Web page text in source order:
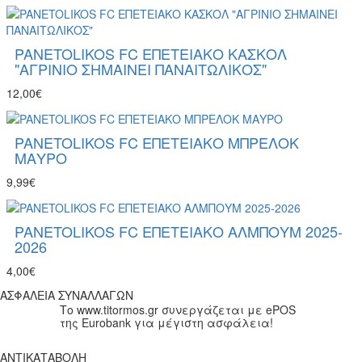
PANETOLIKOS FC ΕΠΕΤΕΙΑΚΟ ΚΑΣΚΟΛ
"ΑΓΡΙΝΙΟ ΣΗΜΑΙΝΕΙ ΠΑΝΑΙΤΩΛΙΚΟΣ"
12,00€
PANETOLIKOS FC ΕΠΕΤΕΙΑΚΟ ΜΠΡΕΛΟΚ
ΜΑΥΡΟ
9,99€
PANETOLIKOS FC ΕΠΕΤΕΙΑΚΟ ΑΛΜΠΟΥΜ 2025-
2026
4,00€
ΑΣΦΑΛΕΙΑ ΣΥΝΑΛΛΑΓΩΝ
Το www.titormos.gr συνεργάζεται με ePOS
της Eurobank για μέγιστη ασφάλεια!
ΑΝΤΙΚΑΤΑΒΟΛΗ